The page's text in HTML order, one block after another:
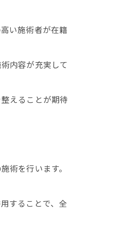
い施術者が在籍
内容が充実して
えることが期待
術を行います。
することで、全